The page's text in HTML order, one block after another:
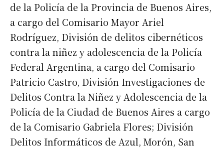
de la Policía de la Provincia de Buenos Aires,
a cargo del Comisario Mayor Ariel
Rodríguez, División de delitos cibernéticos
contra la niñez y adolescencia de la Policía
Federal Argentina, a cargo del Comisario
Patricio Castro, División Investigaciones de
Delitos Contra la Niñez y Adolescencia de la
Policía de la Ciudad de Buenos Aires a cargo
de la Comisario Gabriela Flores; División
Delitos Informáticos de Azul, Morón, San